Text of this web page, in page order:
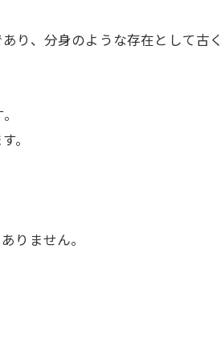
り、分身のような存在として古
。
りません。